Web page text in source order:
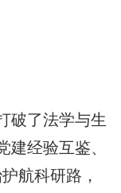
破了法学与生
经验互鉴、
航科研路，